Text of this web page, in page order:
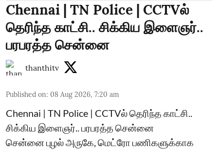
Chennai | TN Police | CCTVல்
தெரிந்த காட்சி.. சிக்கிய இளைஞர்..
பரபரத்த சென்னை
thanthitv
Published on: 08 Aug 2026, 7:20 am
Chennai | TN Police | CCTVல் தெரிந்த காட்சி..
சிக்கிய இளைஞர்.. பரபரத்த சென்னை
சென்னை புழல் அருகே, மெட்ரோ பணிகளுக்காக